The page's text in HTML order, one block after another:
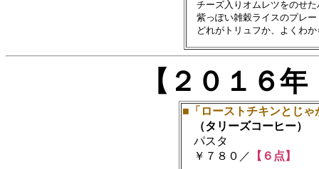
チーズ入りオムレツをのせ
紫っぽい雑穀ライスのプレー
【２０１６
■「ローストチキンとじ
（タリーズコーヒー）
パスタ
￥７８０／
【６点】